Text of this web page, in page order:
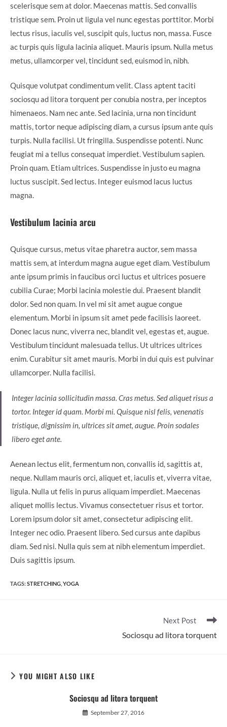
scelerisque sem at dolor. Maecenas mattis. Sed convallis
tristique sem. Proin ut ligula vel nunc egestas porttitor. Morbi
lectus risus, iaculis vel, suscipit quis, luctus non, massa. Fusce
ac turpis quis ligula lacinia aliquet. Mauris ipsum. Nulla metus
metus, ullamcorper vel, tincidunt sed, euismod in, nibh.
Quisque volutpat condimentum velit. Class aptent taciti
sociosqu ad litora torquent per conubia nostra, per inceptos
himenaeos. Nam nec ante. Sed lacinia, urna non tincidunt
mattis, tortor neque adipiscing diam, a cursus ipsum ante quis
turpis. Nulla facilisi. Ut fringilla. Suspendisse potenti. Nunc
feugiat mi a tellus consequat imperdiet. Vestibulum sapien.
Proin quam. Etiam ultrices. Suspendisse in justo eu magna
luctus suscipit. Sed lectus. Integer euismod lacus luctus
magna.
Vestibulum lacinia arcu
Quisque cursus, metus vitae pharetra auctor, sem massa
mattis sem, at interdum magna augue eget diam. Vestibulum
ante ipsum primis in faucibus orci luctus et ultrices posuere
cubilia Curae; Morbi lacinia molestie dui. Praesent blandit
dolor. Sed non quam. In vel mi sit amet augue congue
elementum. Morbi in ipsum sit amet pede facilisis laoreet.
Donec lacus nunc, viverra nec, blandit vel, egestas et, augue.
Vestibulum tincidunt malesuada tellus. Ut ultrices ultrices
enim. Curabitur sit amet mauris. Morbi in dui quis est pulvinar
ullamcorper. Nulla facilisi.
Integer lacinia sollicitudin massa. Cras metus. Sed aliquet risus a
tortor. Integer id quam. Morbi mi. Quisque nisl felis, venenatis
tristique, dignissim in, ultrices sit amet, augue. Proin sodales
libero eget ante.
Aenean lectus elit, fermentum non, convallis id, sagittis at,
neque. Nullam mauris orci, aliquet et, iaculis et, viverra vitae,
ligula. Nulla ut felis in purus aliquam imperdiet. Maecenas
aliquet mollis lectus. Vivamus consectetuer risus et tortor.
Lorem ipsum dolor sit amet, consectetur adipiscing elit.
Integer nec odio. Praesent libero. Sed cursus ante dapibus
diam. Sed nisi. Nulla quis sem at nibh elementum imperdiet.
Duis sagittis ipsum.
TAGS:STRETCHING YOGA
Next Post
Sociosqu ad litora torquent
YOU MIGHT ALSO LIKE
Sociosqu ad litora torquent
September 27, 2016